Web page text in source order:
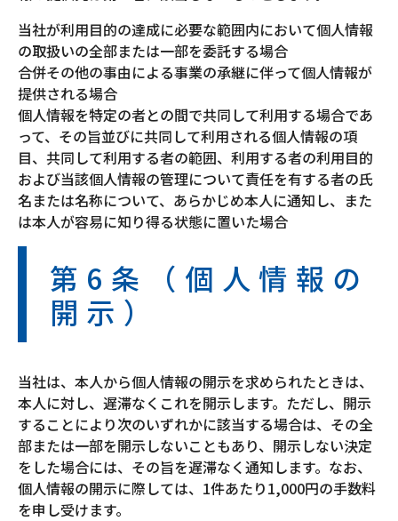
当社が利用目的の達成に必要な範囲内において個人情報
の取扱いの全部または一部を委託する場合
合併その他の事由による事業の承継に伴って個人情報が
提供される場合
個人情報を特定の者との間で共同して利用する場合であ
って、その旨並びに共同して利用される個人情報の項
目、共同して利用する者の範囲、利用する者の利用目的
および当該個人情報の管理について責任を有する者の氏
名または名称について、あらかじめ本人に通知し、また
は本人が容易に知り得る状態に置いた場合
第6条（個人情報の
開示）
当社は、本人から個人情報の開示を求められたときは、
本人に対し、遅滞なくこれを開示します。ただし、開示
することにより次のいずれかに該当する場合は、その全
部または一部を開示しないこともあり、開示しない決定
をした場合には、その旨を遅滞なく通知します。なお、
個人情報の開示に際しては、1件あたり1,000円の手数料
を申し受けます。